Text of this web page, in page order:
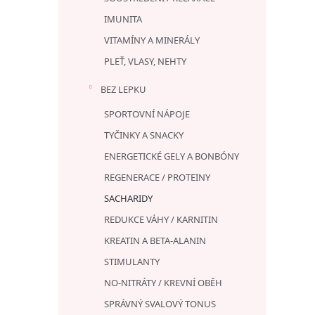
IMUNITA
VITAMÍNY A MINERÁLY
PLEŤ, VLASY, NEHTY
BEZ LEPKU
SPORTOVNÍ NÁPOJE
TYČINKY A SNACKY
ENERGETICKÉ GELY A BONBÓNY
REGENERACE / PROTEINY
SACHARIDY
REDUKCE VÁHY / KARNITIN
KREATIN A BETA-ALANIN
STIMULANTY
NO-NITRÁTY / KREVNÍ OBĚH
SPRÁVNÝ SVALOVÝ TONUS